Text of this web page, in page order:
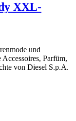
XXL-
und
Parfüm,
von Diesel S.p.A.